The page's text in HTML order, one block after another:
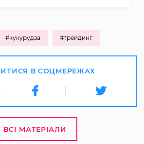
#кукурудза #трейдинг
В СОЦМЕРЕЖАХ
ВСІ МАТЕРІАЛИ